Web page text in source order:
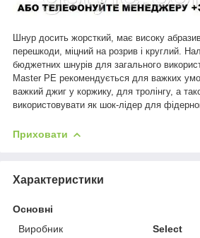
Шнур досить жорсткий, має високу
перешкоди, міцний на розрив і круглий.
бюджетних шнурів для загального
Master PE рекомендується для важких
важкий джиг у коржику, для тролінгу, а
використовувати як шок-лідер для
Приховати
Характеристики
Основні
Виробник
Select